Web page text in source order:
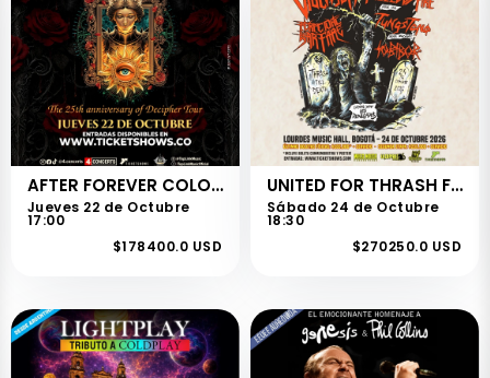
AFTER FOREVER COLOMBIA
Jueves 22 de Octubre
17:00
$178400.0 USD
UNITED FOR THRASH FEST
Sábado 24 de Octubre
18:30
$270250.0 USD